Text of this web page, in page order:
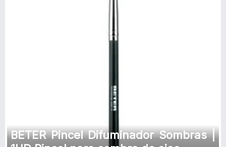
BETER Pincel Difuminador Sombras |